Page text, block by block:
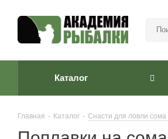
Каталог
Главная - Каталог - Снасти для ловли сома